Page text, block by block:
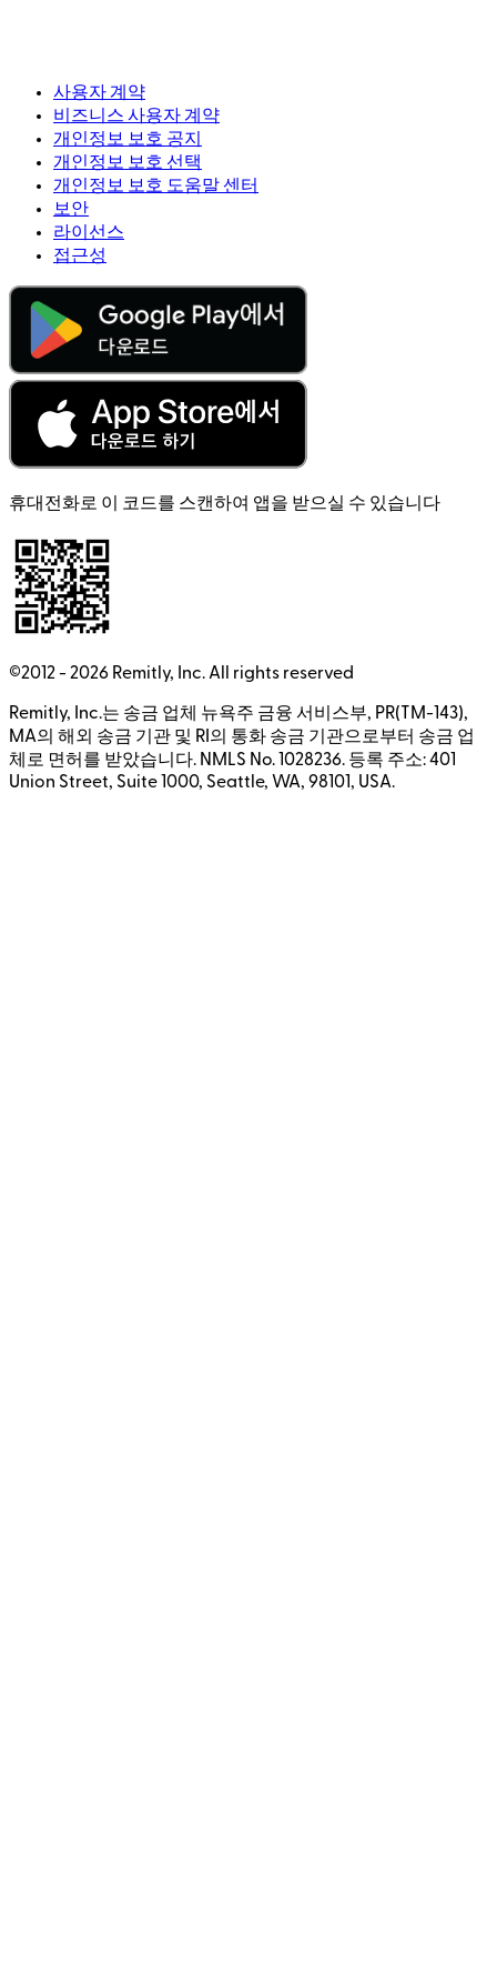
사용자 계약
비즈니스 사용자 계약
개인정보 보호 공지
개인정보 보호 선택
개인정보 보호 도움말 센터
보안
라이선스
접근성
휴대전화로 이 코드를 스캔하여 앱을 받으실 수 있습니다
©2012 - 2026 Remitly, Inc. All rights reserved
Remitly, Inc.는 송금 업체 뉴욕주 금융 서비스부, PR(TM-143),
MA의 해외 송금 기관 및 RI의 통화 송금 기관으로부터 송금 업
체로 면허를 받았습니다. NMLS No. 1028236. 등록 주소: 401
Union Street, Suite 1000, Seattle, WA, 98101, USA.